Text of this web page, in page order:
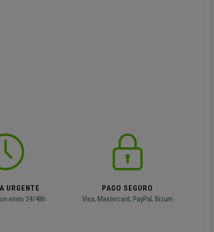
URGENTE
envío 24/48h
PAGO SEGURO
Visa, Mastercard, PayPal, Bizum